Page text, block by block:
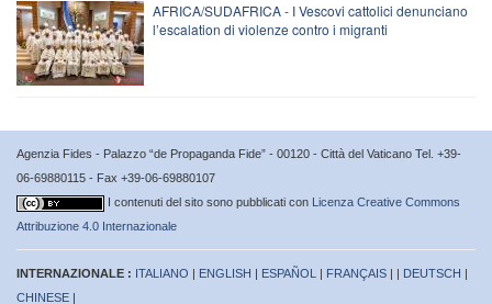
AFRICA/SUDAFRICA - I Vescovi cattolici denunciano
l’escalation di violenze contro i migranti
Agenzia Fides - Palazzo “de Propaganda Fide” - 00120 - Città del Vaticano Tel. +39-
06-69880115 - Fax +39-06-69880107
I contenuti del sito sono pubblicati con
Licenza Creative Commons
Attribuzione 4.0 Internazionale
INTERNAZIONALE : ITALIANO ENGLISH ESPAÑOL FRANÇAIS DEUTSCH
CHINESE